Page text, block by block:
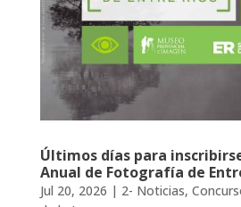
Últimos días para
Anual de Fotografía de
Jul 20, 2026 | 2- Noticias,